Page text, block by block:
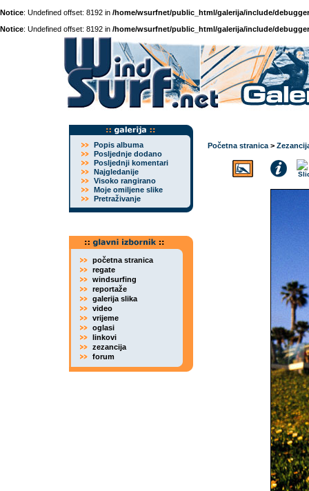
Notice: Undefined offset: 8192 in /home/wsurfnet/public_html/galerija/include/
Notice: Undefined offset: 8192 in /home/wsurfnet/public_html/galerija/include/
Popis albuma
Posljednje dodano
Posljednji komentari
Najgledanije
Visoko rangirano
Moje omiljene slike
Pretraživanje
početna stranica
regate
windsurfing
reportaže
galerija slika
video
vrijeme
oglasi
linkovi
zezancija
forum
Početna stranica >